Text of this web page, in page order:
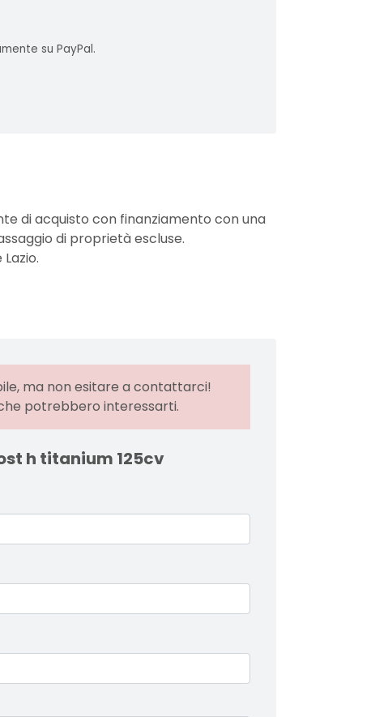
su PayPal.
di acquisto con finanziamento con una
di proprietà escluse.
ma non esitare a contattarci!
potrebbero interessarti.
h titanium 125cv